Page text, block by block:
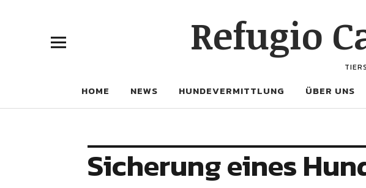
Refugio
HOME NEWS HUNDEVERMITTLUNG ÜBER UNS
Sicherung eines